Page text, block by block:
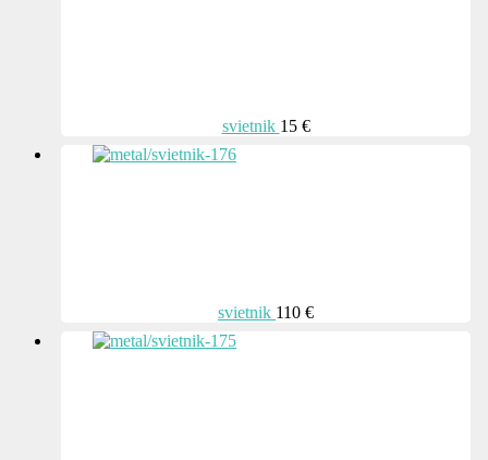
svietnik 15 €
svietnik 110 €